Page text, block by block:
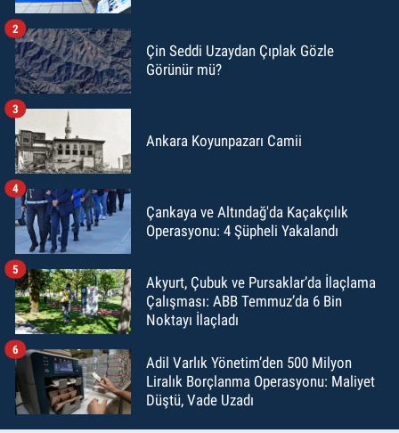
Çin Seddi Uzaydan Çıplak Gözle
Görünür mü?
2
Ankara Koyunpazarı Camii
3
Çankaya ve Altındağ'da Kaçakçılık
Operasyonu: 4 Şüpheli Yakalandı
4
Akyurt, Çubuk ve Pursaklar’da İlaçlama
Çalışması: ABB Temmuz’da 6 Bin
Noktayı İlaçladı
5
Adil Varlık Yönetim’den 500 Milyon
Liralık Borçlanma Operasyonu: Maliyet
Düştü, Vade Uzadı
6